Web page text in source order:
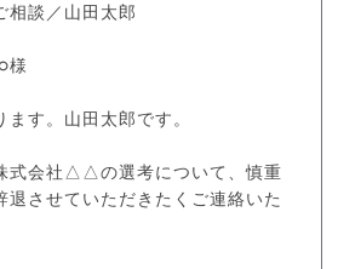
相談／山田太郎
様
す。山田太郎です。
式会社△△の選考について、慎重
退させていただきたくご連絡いた